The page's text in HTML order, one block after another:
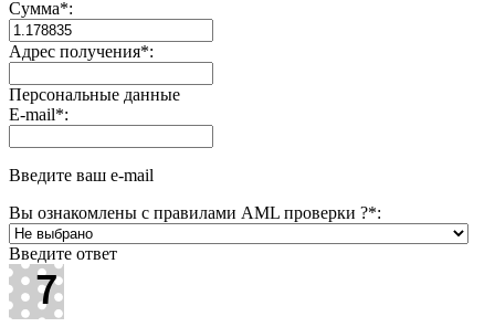
Сумма*:
Адрес получения*:
Персональные данные
E-mail*:
Введите ваш e-mail
Вы ознакомлены с правилами AML проверки ?*:
Введите ответ